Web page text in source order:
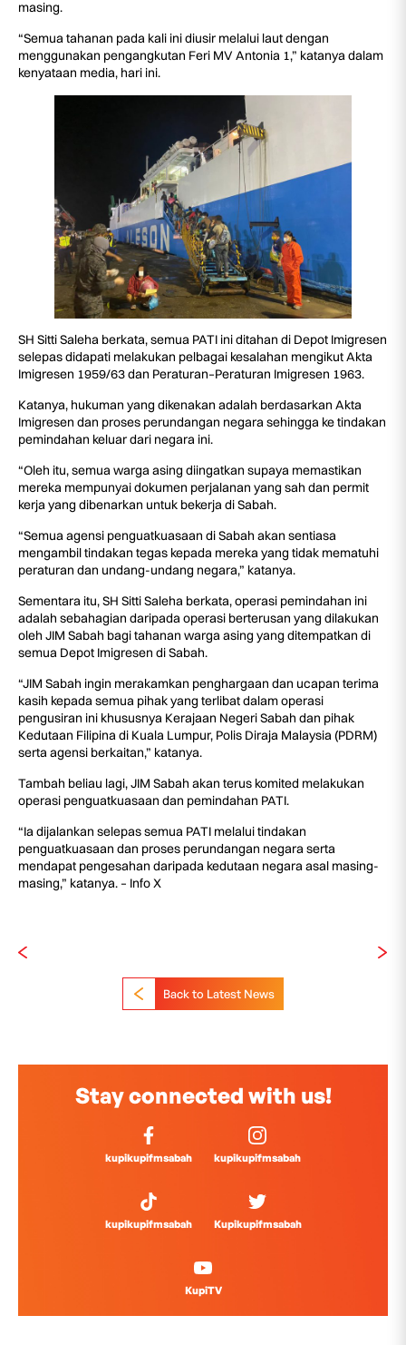
masing.
“Semua tahanan pada kali ini diusir melalui laut dengan
menggunakan pengangkutan Feri MV Antonia 1,” katanya dalam
kenyataan media, hari ini.
SH Sitti Saleha berkata, semua PATI ini ditahan di Depot Imigresen
selepas didapati melakukan pelbagai kesalahan mengikut Akta
Imigresen 1959/63 dan Peraturan–Peraturan Imigresen 1963.
Katanya, hukuman yang dikenakan adalah berdasarkan Akta
Imigresen dan proses perundangan negara sehingga ke tindakan
pemindahan keluar dari negara ini.
“Oleh itu, semua warga asing diingatkan supaya memastikan
mereka mempunyai dokumen perjalanan yang sah dan permit
kerja yang dibenarkan untuk bekerja di Sabah.
“Semua agensi penguatkuasaan di Sabah akan sentiasa
mengambil tindakan tegas kepada mereka yang tidak mematuhi
peraturan dan undang-undang negara,” katanya.
Sementara itu, SH Sitti Saleha berkata, operasi pemindahan ini
adalah sebahagian daripada operasi berterusan yang dilakukan
oleh JIM Sabah bagi tahanan warga asing yang ditempatkan di
semua Depot Imigresen di Sabah.
“JIM Sabah ingin merakamkan penghargaan dan ucapan terima
kasih kepada semua pihak yang terlibat dalam operasi
pengusiran ini khususnya Kerajaan Negeri Sabah dan pihak
Kedutaan Filipina di Kuala Lumpur, Polis Diraja Malaysia (PDRM)
serta agensi berkaitan,” katanya.
Tambah beliau lagi, JIM Sabah akan terus komited melakukan
operasi penguatkuasaan dan pemindahan PATI.
“Ia dijalankan selepas semua PATI melalui tindakan
penguatkuasaan dan proses perundangan negara serta
mendapat pengesahan daripada kedutaan negara asal masing-
masing,” katanya. – Info X
Back to Latest News
Stay connected with us!
kupikupifmsabah kupikupifmsabah
kupikupifmsabah Kupikupifmsabah
KupiTV